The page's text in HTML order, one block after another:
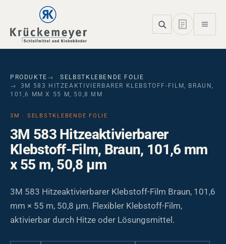
Skip to main navigation
Skip to main content
Skip to page footer
PRODUKTE
SELBSTKLEBENDE FOLIE
3M 583 HITZEAKTIVIERBARER KLEBSTOFF-FILM, BRAUN,
101,6 MM X 55 M, 50,8 ΜM
3M · SELBSTKLEBENDE FOLIE
3M 583 Hitzeaktivierbarer
Klebstoff-Film, Braun, 101,6 mm
x 55 m, 50,8 µm
3M 583 Hitzeaktivierbarer Klebstoff-Film Braun, 101,6
mm × 55 m, 50,8 µm. Flexibler Klebstoff-Film,
aktivierbar durch Hitze oder Lösungsmittel.